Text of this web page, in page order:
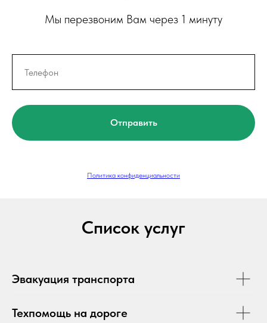
Мы перезвоним Вам через 1 минуту
Отправить
Политика конфиденциальности
Список услуг
Эвакуация транспорта
Техпомощь на дороге